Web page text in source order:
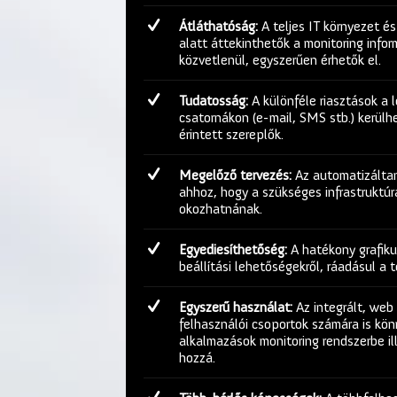
Átláthatóság: A teljes IT környezet
alatt áttekinthetők a monitoring
közvetlenül, egyszerűen érhetők el.
Tudatosság: A különféle riasztások a
csatornákon (e-mail, SMS stb.)
érintett szereplők.
Megelőző tervezés: Az
ahhoz, hogy a szükséges
okozhatnának.
Egyediesíthetőség: A hatékony
beállítási lehetőségekről, ráadásul a
Egyszerű használat: Az integrált,
felhasználói csoportok számára is
alkalmazások monitoring
hozzá.